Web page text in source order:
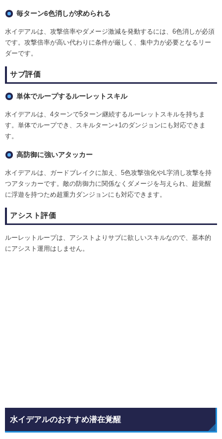
毎ターン6色消しが求められる
水イデアルは、攻撃倍率やダメージ激減を発動するには、6色消しが必須
です。攻撃倍率が高い代わりに条件が厳しく、集中力が必要となるリー
ダーです。
サブ評価
単体でループするルーレットスキル
水イデアルは、4ターンで5ターン継続するルーレットスキルを持ちま
す。単体でループでき、スキルターン+1のダンジョンにも対応できま
す。
高防御に強いアタッカー
水イデアルは、ガードブレイクに加え、5色攻撃強化やL字消し攻撃を持
つアタッカーです。敵の防御力に関係なくダメージを与えられ、超覚醒
に浮遊を持つため超重力ダンジョンにも対応できます。
アシスト評価
ルーレットループは、アシストよりサブに欲しいスキルなので、基本的
にアシスト運用はしません。
水イデアルのおすすめ潜在覚醒